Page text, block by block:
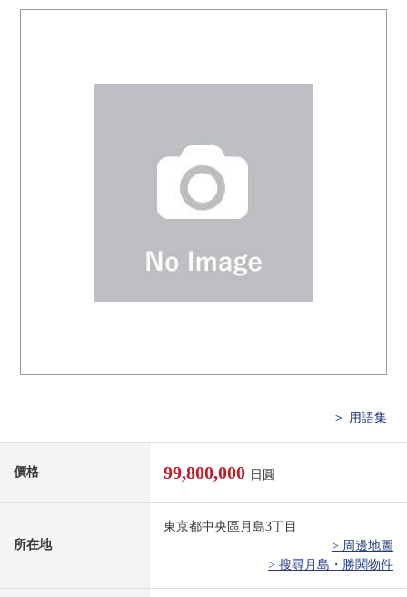
＞ 用語集
價格 99,800,000 日圓
所在地
東京都中央區月島3丁目
> 周邊地圖
> 搜尋月島・勝鬨物件